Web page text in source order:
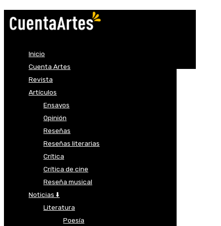
Inicio
Cuenta Artes
Revista
Artículos
Ensayos
Opinión
Reseñas
Reseñas literarias
Crítica
Crítica de cine
Reseña musical
Noticias ⬇️
Literatura
Poesía